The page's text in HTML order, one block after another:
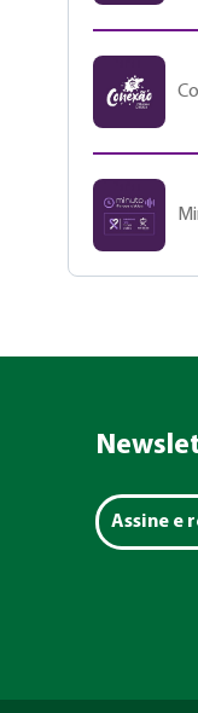
Assine e